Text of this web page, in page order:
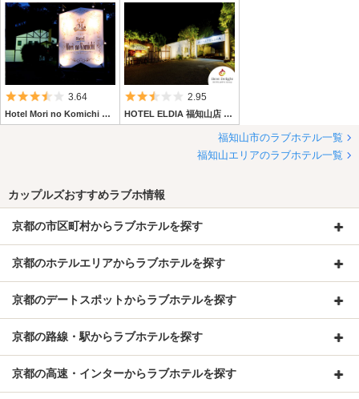
5つ星のうち3.5
3.64
Hotel Mori no Komichi ホテル 森のこみち (ホテル モリノコミチ)
5つ星のうち2.5
2.95
HOTEL ELDIA 福知山店 【Best Delight Group】
福知山市のラブホテル一覧
福知山エリアのラブホテル一覧
カップルズおすすめラブホ情報
京都の市区町村からラブホテルを探す
京都のホテルエリアからラブホテルを探す
京都のデートスポットからラブホテルを探す
京都の路線・駅からラブホテルを探す
京都の高速・インターからラブホテルを探す